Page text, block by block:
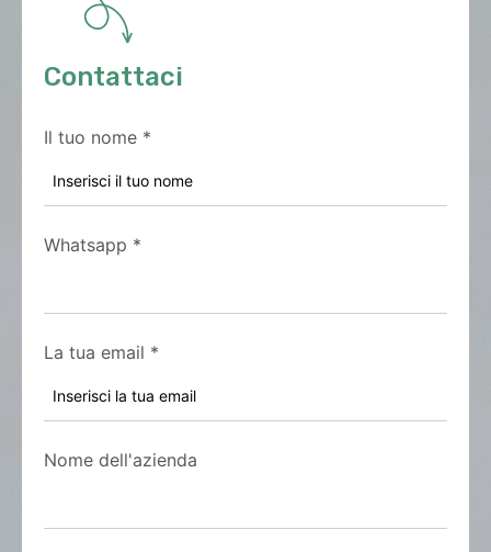
Contattaci
Il tuo nome *
Whatsapp *
La tua email *
Nome dell'azienda